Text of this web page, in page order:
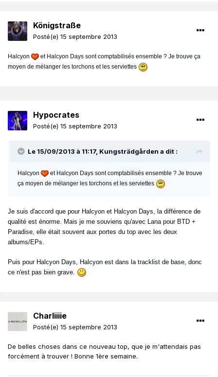
Königstraße
Posté(e) 15 septembre 2013
Halcyon
et Halcyon Days sont comptabilisés ensemble ? Je trouve ça
moyen de mélanger les torchons et les serviettes
Hypocrates
Posté(e) 15 septembre 2013
Le 15/09/2013 à 11:17, Kungsträdgården a dit :
Halcyon
et Halcyon Days sont comptabilisés ensemble ? Je trouve
ça moyen de mélanger les torchons et les serviettes
Je suis d'accord que pour Halcyon et Halcyon Days, la différence de
qualité est énorme. Mais je me souviens qu'avec Lana pour BTD +
Paradise, elle était souvent aux portes du top avec les deux
albums/EPs.
Puis pour Halcyon Days, Halcyon est dans la tracklist de base, donc
ce n'est pas bien grave.
Charliiiie
Posté(e) 15 septembre 2013
De belles choses dans ce nouveau top, que je m'attendais pas
forcément à trouver ! Bonne 1ère semaine.